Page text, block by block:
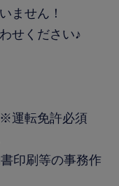
ません！
せください♪
運転免許必須
印刷等の事務作